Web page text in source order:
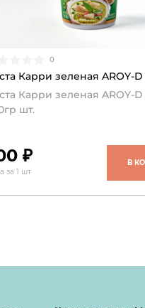
0
Карри зеленая AROY-D
Карри зеленая AROY-
шт.
₽
за 1 шт
В